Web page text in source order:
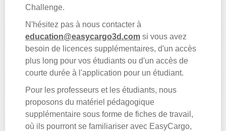
Challenge.
N'hésitez pas à nous contacter à
education@easycargo3d.com si vous avez
besoin de licences supplémentaires, d'un accès
plus long pour vos étudiants ou d'un accès de
courte durée à l'application pour un étudiant.
Pour les professeurs et les étudiants, nous
proposons du matériel pédagogique
supplémentaire sous forme de fiches de travail,
où ils pourront se familiariser avec EasyCargo,